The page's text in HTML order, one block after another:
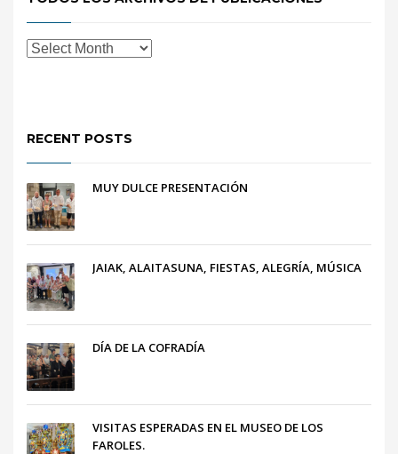
RECENT POSTS
MUY DULCE PRESENTACIÓN
JAIAK, ALAITASUNA, FIESTAS, ALEGRÍA, MÚSICA
DÍA DE LA COFRADÍA
VISITAS ESPERADAS EN EL MUSEO DE LOS
FAROLES.